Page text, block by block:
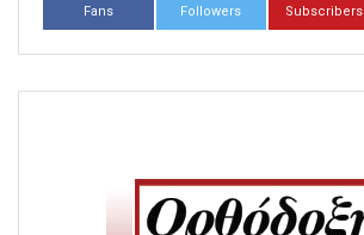
Fans Followers Subscribers